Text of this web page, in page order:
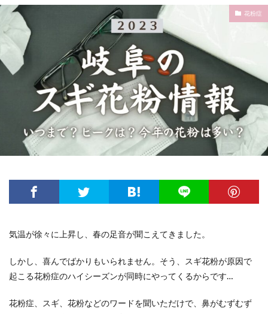
花粉症
気温が徐々に上昇し、春の足音が聞こえてきました。
しかし、喜んでばかりもいられません。そう、スギ花粉が原因で
起こる花粉症のハイシーズンが同時にやってくるからです…
花粉症、スギ、花粉などのワードを聞いただけで、鼻がむずむず